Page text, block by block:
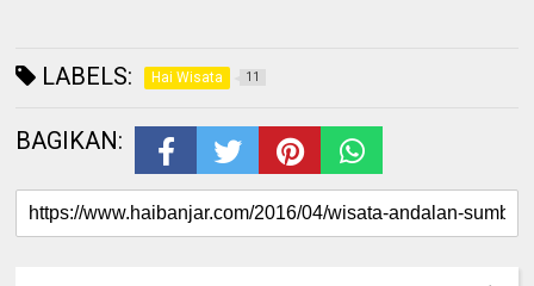
LABELS: Hai Wisata 11
BAGIKAN: